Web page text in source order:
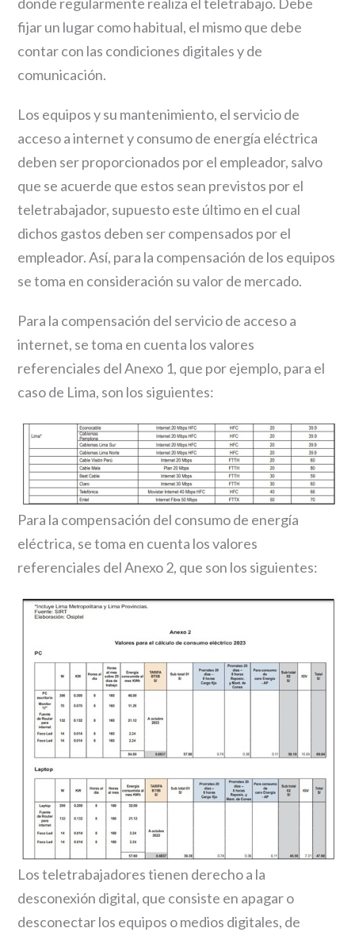
fijar un lugar como habitual, el mismo que debe
contar con las condiciones digitales y de
comunicación.
Los equipos y su mantenimiento, el servicio de
acceso a internet y consumo de energía eléctrica
deben ser proporcionados por el empleador, salvo
que se acuerde que estos sean previstos por el
teletrabajador, supuesto este último en el cual
dichos gastos deben ser compensados por el
empleador. Así, para la compensación de los equipos
se toma en consideración su valor de mercado.
Para la compensación del servicio de acceso a
internet, se toma en cuenta los valores
referenciales del Anexo 1, que por ejemplo, para el
caso de Lima, son los siguientes:
Para la compensación del consumo de energía
eléctrica, se toma en cuenta los valores
referenciales del Anexo 2, que son los siguientes:
Los teletrabajadores tienen derecho a la
desconexión digital, que consiste en apagar o
desconectar los equipos o medios digitales, de